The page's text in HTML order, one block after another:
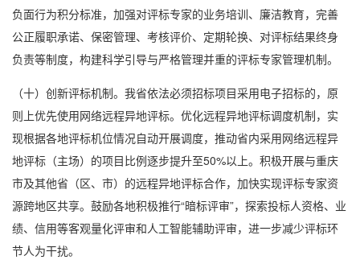
负面行为积分标准，加强对评标专家的业务培训、廉洁教育，完善
公正履职承诺、保密管理、考核评价、定期轮换、对评标结果终身
负责等制度，构建科学引导与严格管理并重的评标专家管理机制。
（十）创新评标机制。我省依法必须招标项目采用电子招标的，原
则上优先使用网络远程异地评标。优化远程异地评标调度机制，实
现根据各地评标机位情况自动开展调度，推动省内采用网络远程异
地评标（主场）的项目比例逐步提升至50%以上。积极开展与重庆
市及其他省（区、市）的远程异地评标合作，加快实现评标专家资
源跨地区共享。鼓励各地积极推行“暗标评审”，探索投标人资格、业
绩、信用等客观量化评审和人工智能辅助评审，进一步减少评标环
节人为干扰。